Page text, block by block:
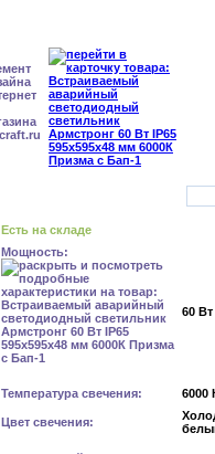
Есть на складе
Мощность:
60 Вт
Температура свечения: 6000
Цвет свечения: